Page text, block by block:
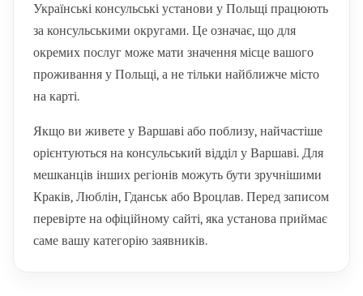
Українські консульські установи у Польщі працюють
за консульськими округами. Це означає, що для
окремих послуг може мати значення місце вашого
проживання у Польщі, а не тільки найближче місто
на карті.
Якщо ви живете у Варшаві або поблизу, найчастіше
орієнтуються на консульський відділ у Варшаві. Для
мешканців інших регіонів можуть бути зручнішими
Краків, Люблін, Гданськ або Вроцлав. Перед записом
перевірте на офіційному сайті, яка установа приймає
саме вашу категорію заявників.